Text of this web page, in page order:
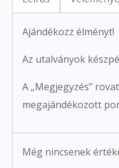
Ajándékozz élményt!
Az utalványok
A „Megjegyzés”
megajándékozott
Még nincsenek